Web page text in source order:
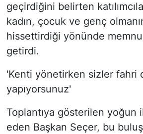
geçirdiğini belirten
kadın, çocuk ve genç
hissettirdiği yönünde
getirdi.
'Kenti yönetirken sizler fahri
yapıyorsunuz'
Toplantıya gösterilen yoğun
eden Başkan Seçer, bu